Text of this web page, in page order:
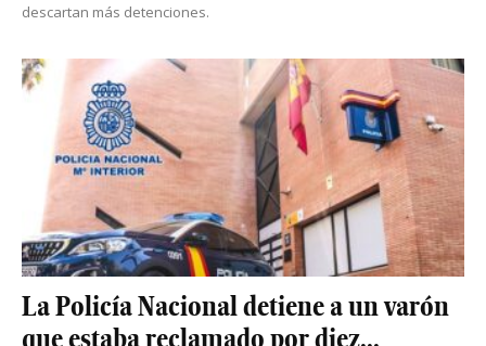
descartan más detenciones.
La Policía Nacional detiene a un varón
que estaba reclamado por diez...